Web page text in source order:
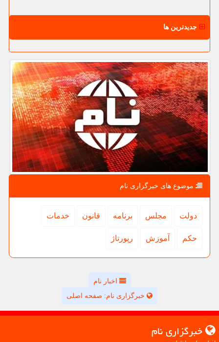
جدیدترین ها
موضوع های خبرگزاری نام
دولت مجلس برنامه قانون خدمات
حكم آموزش رپورتاژ
اخبار نام
خبرگزاری نام: صفحه اصلی
خبرگزاری نام